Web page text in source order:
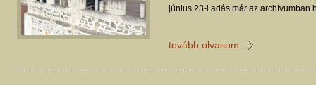
június 23-i adás már az archívumban
tovább olvasom